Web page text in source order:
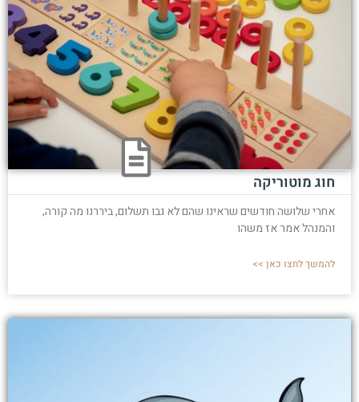
חוג מוטוריקה
אחרי שלושה חודשים שראינו שהם לא גבו תשלום, ביררנו מה קורה,
והמנהל אמר אז משהו
להמשך לחצו כאן >>